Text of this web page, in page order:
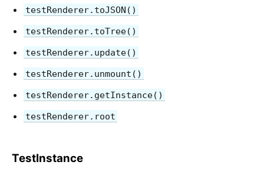
testRenderer.toJSON()
testRenderer.toTree()
testRenderer.update()
testRenderer.unmount()
testRenderer.getInstance()
testRenderer.root
TestInstance
Notas de Implementação
Princípios de Design
AJAX and APIs
Passando Funções para Componentes
Estilização e CSS